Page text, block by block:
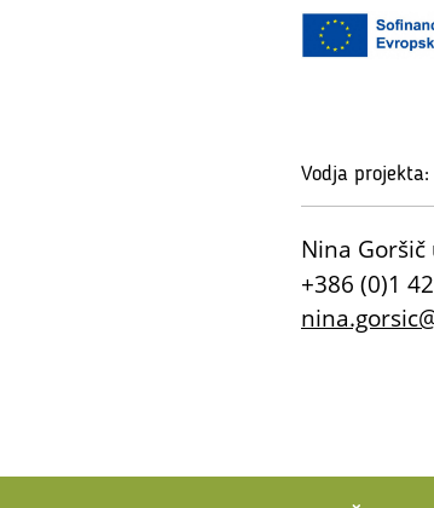
Vodja projekta:
Nina
+386 (0)1